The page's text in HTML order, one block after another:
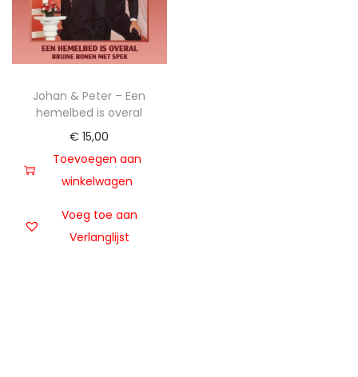
Johan & Peter – Een
hemelbed is overal
€ 15,00
Toevoegen aan
winkelwagen
Voeg toe aan
Verlanglijst